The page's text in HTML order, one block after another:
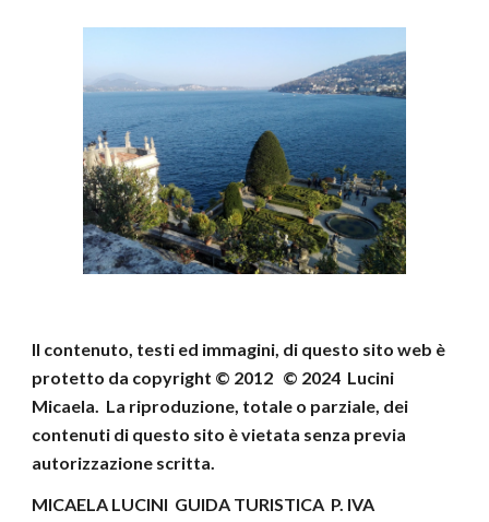
Il contenuto, testi ed immagini, di questo sito web è
protetto da copyright © 2012 © 2024 Lucini
Micaela. La riproduzione, totale o parziale, dei
contenuti di questo sito è vietata senza previa
autorizzazione scritta.
MICAELA LUCINI GUIDA TURISTICA P. IVA